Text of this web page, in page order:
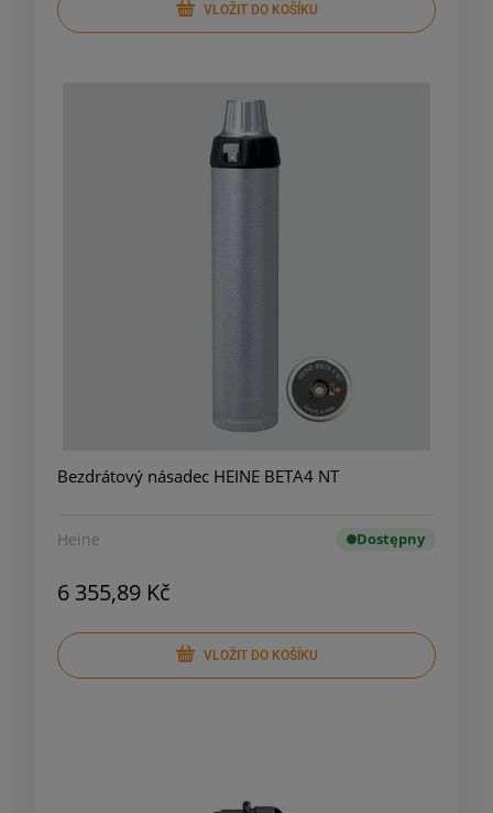
VLOŽIT DO KOŠÍKU
Bezdrátový násadec HEINE BETA4 NT
Heine Dostępny
6 355,89 Kč
VLOŽIT DO KOŠÍKU